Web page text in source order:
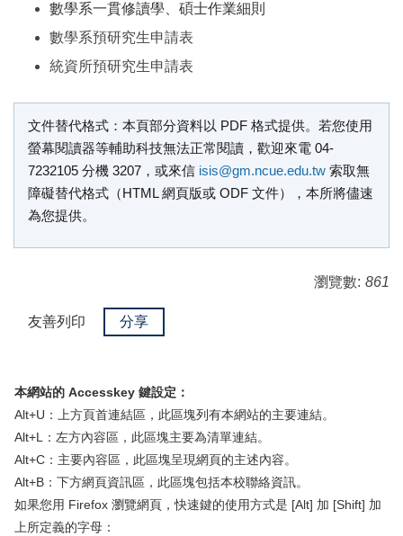
數學系一貫修讀學、碩士作業細則
數學系預研究生申請表
統資所預研究生申請表
文件替代格式說明
文件替代格式：本頁部分資料以 PDF 格式提供。若您使用
螢幕閱讀器等輔助科技無法正常閱讀，歡迎來電 04-
7232105 分機 3207，或來信 isis@gm.ncue.edu.tw 索取無
障礙替代格式（HTML 網頁版或 ODF 文件），本所將儘速
為您提供。
瀏覽數: 861
友善列印 分享
本網站的 Accesskey 鍵設定：
Alt+U：上方頁首連結區，此區塊列有本網站的主要連結。
Alt+L：左方內容區，此區塊主要為清單連結。
Alt+C：主要內容區，此區塊呈現網頁的主述內容。
Alt+B：下方網頁資訊區，此區塊包括本校聯絡資訊。
如果您用 Firefox 瀏覽網頁，快速鍵的使用方式是 [Alt] 加 [Shift] 加
上所定義的字母：